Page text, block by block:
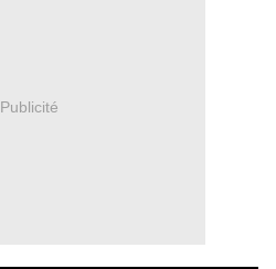
Publicité